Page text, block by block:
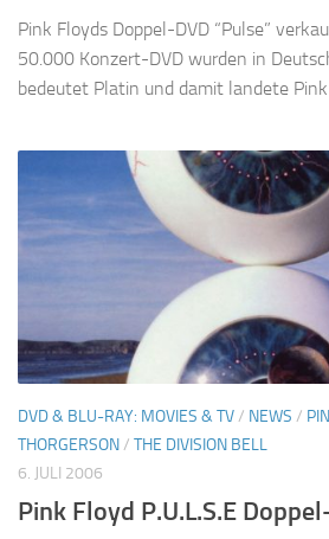
Pink Floyds Doppel-DVD “Pulse”
50.000 Konzert-DVD wurden in
bedeutet Platin und damit landete Pink
DVD & BLU-RAY: MOVIES & TV/ NEWS /
THORGERSON/ THE DIVISION BELL
6. JULI 2006
Pink Floyd P.U.L.S.E